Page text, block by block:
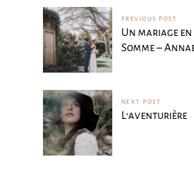
PREVIOUS POST
Un mariage en
Somme –
NEXT POST
L’aventurière